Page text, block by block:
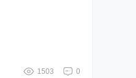
0
1503